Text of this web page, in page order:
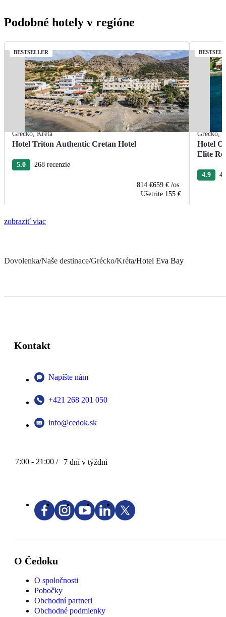
Podobné hotely v regióne
BESTSELLER
Grécko,Kréta
Hotel Triton Authentic Cretan Hotel
5.0 268 recenzie
814 €659 € /os.
Ušetrite 155 €
Grécko,
Hotel
Elite
4.9
zobraziť viac
Dovolenka/Naše destinace/Grécko/Kréta/Hotel Eva Bay
Kontakt
Napíšte nám
+421 268 201 050
info@cedok.sk
7:00 - 21:00 / 7 dní v týždni
O Čedoku
O spoločnosti
Pobočky
Obchodní partneri
Obchodné podmienky